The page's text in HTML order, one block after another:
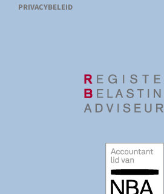
PRIVACYBELEID